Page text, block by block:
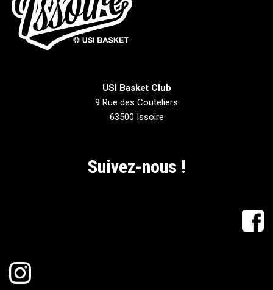
USI Basket Club
9 Rue des Couteliers
63500 Issoire
Suivez-nous !